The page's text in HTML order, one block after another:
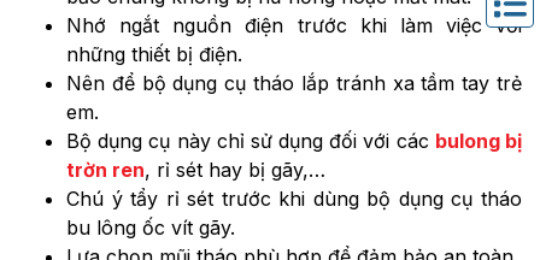
Nhớ ngắt nguồn điện trước khi làm việc với
những thiết bị điện.
Nên để bộ dụng cụ tháo lắp tránh xa tầm tay trẻ
em.
Bộ dụng cụ này chỉ sử dụng đối với các bulong bị
trờn ren, rỉ sét hay bị gãy,…
Chú ý tẩy rỉ sét trước khi dùng bộ dụng cụ tháo
bu lông ốc vít gãy.